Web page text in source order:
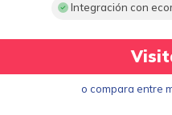
Integración con
o compara entre